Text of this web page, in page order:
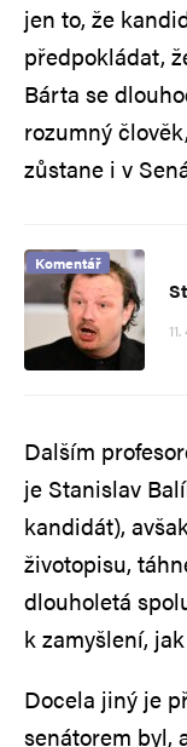
jen to, že
předpokládat,
Bárta se
rozumný
zůstane i v
Komentář
Dalším
je Stanislav
kandidát),
životopisu,
dlouholetá
k zamyšlení,
Docela jiný je
senátorem byl,